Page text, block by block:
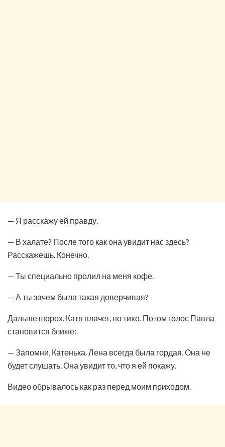
— Я расскажу ей правду.
— В халате? После того как она увидит нас здесь?
Расскажешь. Конечно.
— Ты специально пролил на меня кофе.
— А ты зачем была такая доверчивая?
Дальше шорох. Катя плачет, но тихо. Потом голос Павла
становится ближе:
— Запомни, Катенька. Лена всегда была гордая. Она не
будет слушать. Она увидит то, что я ей покажу.
Видео обрывалось как раз перед моим приходом.